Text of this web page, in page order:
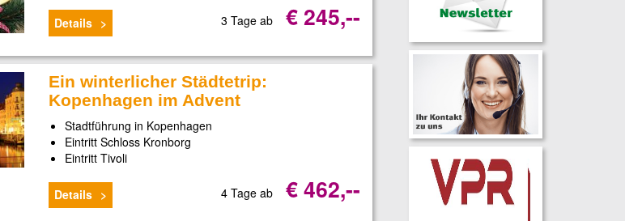
Details 3 Tage ab € 245,--
Ein winterlicher Städtetrip:
Kopenhagen im Advent
Stadtführung in Kopenhagen
Eintritt Schloss Kronborg
Eintritt Tivoli
Details 4 Tage ab € 462,--